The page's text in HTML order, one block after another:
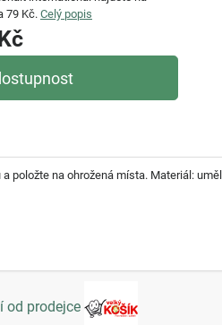
79 Kč.Celý popis
na ohrožená místa. Materiál:
od prodejce